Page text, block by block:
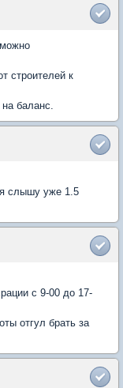
строителей к
баланс.
я слышу уже 1.5
с 9-00 до 17-
отгул брать за